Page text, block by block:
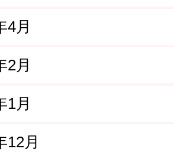
4月
2月
1月
12月